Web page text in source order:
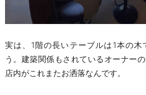
実は、 1階の長いテーブルは 1本の木
う。 建築関係もされているオーナー
店内がこれまたお洒落なんです。